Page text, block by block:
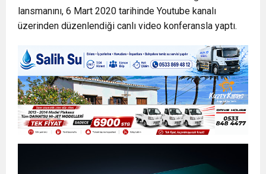
13:49 İran, Hürmüz’de konteyner gemisini hedef aldı
13:42 BEROVA: HAYAT PAHALILIĞI ÖNGÖRÜMÜZ
YÜZDE 7.5 İLE 8.5 ARASINDA
20:30 Cumhurbaşkanı Erhürman sergi açılışında
fenalaşarak hastaneye kaldırıldı
lansmanını, 6 Mart 2020 tarihinde Youtube kanalı
üzerinden düzenlendiği canlı video konferansla yaptı.